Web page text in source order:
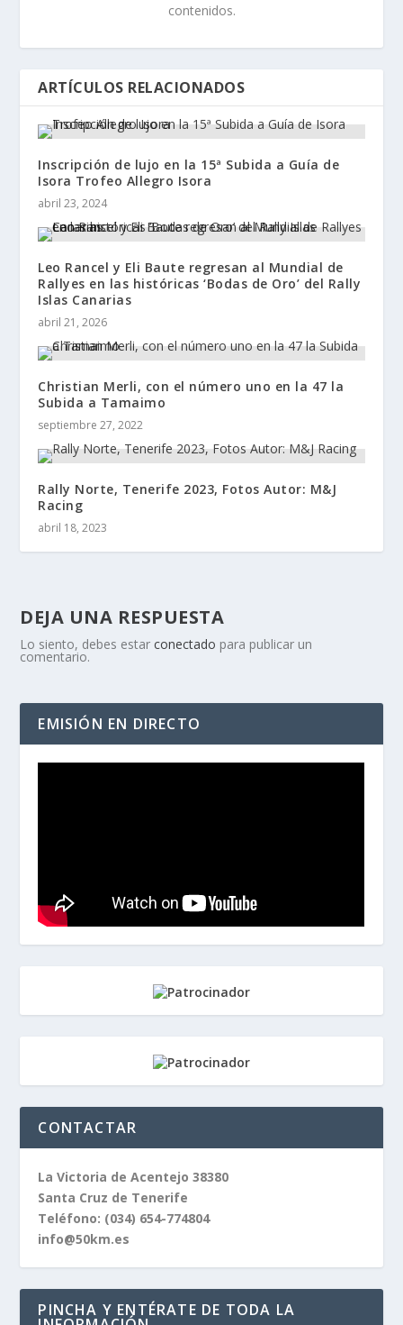
contenidos.
ARTÍCULOS RELACIONADOS
Inscripción de lujo en la 15ª Subida a Guía de
Isora Trofeo Allegro Isora
abril 23, 2024
Leo Rancel y Eli Baute regresan al Mundial de
Rallyes en las históricas ‘Bodas de Oro’ del Rally
Islas Canarias
abril 21, 2026
Christian Merli, con el número uno en la 47 la
Subida a Tamaimo
septiembre 27, 2022
Rally Norte, Tenerife 2023, Fotos Autor: M&J
Racing
abril 18, 2023
DEJA UNA RESPUESTA
Lo siento, debes estarconectado para publicar un
comentario.
EMISIÓN EN DIRECTO
CONTACTAR
La Victoria de Acentejo 38380
Santa Cruz de Tenerife
Teléfono: (034) 654-774804
info@50km.es
PINCHA Y ENTÉRATE DE TODA LA